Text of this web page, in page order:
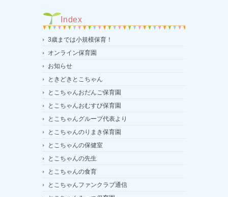
Index
3歳までは小規模保育！
オンライン保育園
お知らせ
ときどきとこちゃん
とこちゃんおだんご保育園
とこちゃんおむすび保育園
とこちゃんグループ代表より
とこちゃんのりまき保育園
とこちゃんの保健室
とこちゃんの先生
とこちゃんの食育
とこちゃんファンクラブ通信